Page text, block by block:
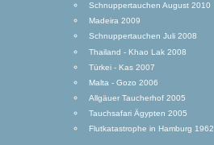
Schnuppertauchen August 2010
Madeira 2009
Schnuppertauchen Juli 2008
Thailand - Khao Lak 2008
Türkei - Kas 2007
Malta - Gozo 2006
Allgäuer Taucherhof 2005
Tauchsafari Ägypten 2005
Flutkatastrophe in Hamburg 1962